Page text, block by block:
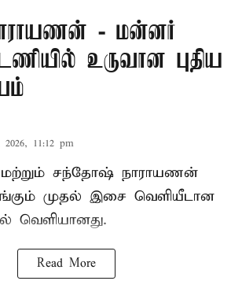
- மன்னர்
உருவான புதிய
11:12 pm
மற்றும் சந்தோஷ் நாராயணன்
முதல் இசை வெளியீடான
வெளியானது.
Read More